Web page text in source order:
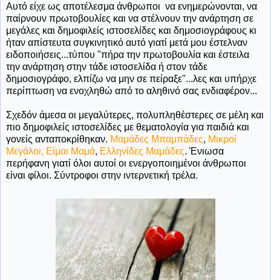
Αυτό είχε ως αποτέλεσμα άνθρωποι να ενημερώνονται, να
παίρνουν πρωτοβουλίες και να στέλνουν την ανάρτηση σε
μεγάλες και δημοφιλείς ιστοσελίδες και δημοσιογράφους κι
ήταν απίστευτα συγκινητικό αυτό γιατί μετά μου έστελναν
ειδοποιήσεις...τύπου "πήρα την πρωτοβουλία και έστειλα
την ανάρτηση στην τάδε ιστοσελίδα ή στον τάδε
δημοσιογράφο, ελπίζω να μην σε πείραξε"...λες και υπήρχε
περίπτωση να ενοχληθώ από το αληθινό σας ενδιαφέρον...
Σχεδόν άμεσα οι μεγαλύτερες, πολυπληθέστερες σε μέλη και
πιο δημοφιλείς ιστοσελίδες με θεματολογία για παιδιά και
γονείς ανταποκρίθηκαν. Μαμάδες Μπαμπάδες, Μικροί
Μεγάλοι, Είμαι Μαμά, Ελληνίδες Μαμάδες. Ένιωσα
περήφανη γιατί όλοι αυτοί οι ενεργοποιημένοι άνθρωποι
είναι φίλοι. Σύντροφοι στην ιντερνετική τρέλα.